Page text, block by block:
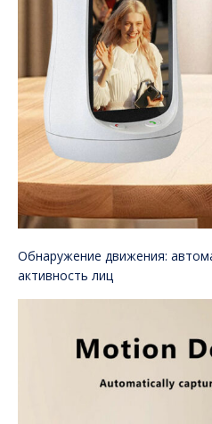
Обнаружение движения:
активность лиц